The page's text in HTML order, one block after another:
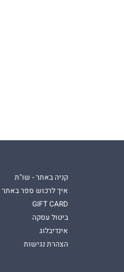
קניה באתר - שו"ת
איך לרכוש ספר באתר
GIFT CARD
ביטול עסקה
אינדיבלוג
הצהרת נגישות